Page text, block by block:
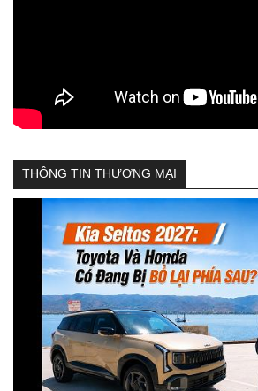
THÔNG TIN THƯƠNG MẠI